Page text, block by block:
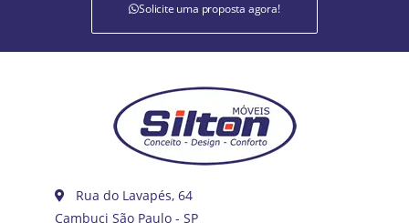
Solicite uma proposta agora!
Rua do Lavapés, 64
Cambuci São Paulo - SP